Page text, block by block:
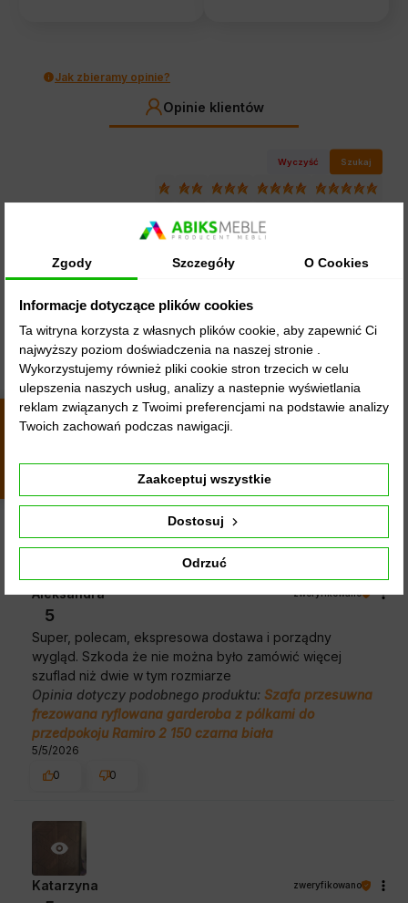
Jak zbieramy opinie?
Opinie klientów
Wyczyść Szukaj
5
Szafa super, elegancka i solidna, cała.onsluga jest super
, rewelacyjnie od samego początku do końca, polecam
Opinia dotyczy podobnego produktu:Szafa przesuwna
trzydrzwiowa garderoba na ubrania DOME 250 czarna
Aleksandra zweryfikowano
5
Super, polecam, ekspresowa dostawa i porządny
wygląd. Szkoda że nie można było zamówić więcej
szuflad niż dwie w tym rozmiarze
Opinia dotyczy podobnego produktu: Szafa przesuwna
frezowana ryflowana garderoba z pólkami do
przedpokoju Ramiro 2 150 czarna biała
5/5/2026
0
0
Katarzyna zweryfikowano
Zgody Szczegóły O Cookies
Informacje dotyczące plików cookies
Ta witryna korzysta z własnych plików cookie, aby zapewnić Ci
najwyższy poziom doświadczenia na naszej stronie .
Wykorzystujemy również pliki cookie stron trzecich w celu
ulepszenia naszych usług, analizy a nastepnie wyświetlania
reklam związanych z Twoimi preferencjami na podstawie analizy
Twoich zachowań podczas nawigacji.
Odrzuć
Dostosuj
Zaakceptuj wszystkie
4.9
z całego